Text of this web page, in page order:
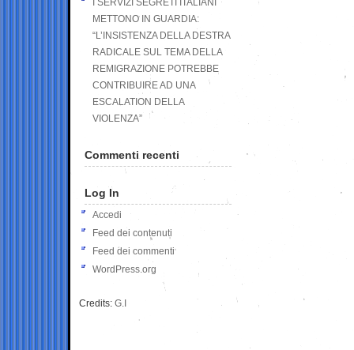
I SERVIZI SEGRETI ITALIANI
METTONO IN GUARDIA:
“L’INSISTENZA DELLA DESTRA
RADICALE SUL TEMA DELLA
REMIGRAZIONE POTREBBE
CONTRIBUIRE AD UNA
ESCALATION DELLA
VIOLENZA”
Commenti recenti
Log In
Accedi
Feed dei contenuti
Feed dei commenti
WordPress.org
Credits: G.I